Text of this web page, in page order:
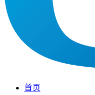
首页